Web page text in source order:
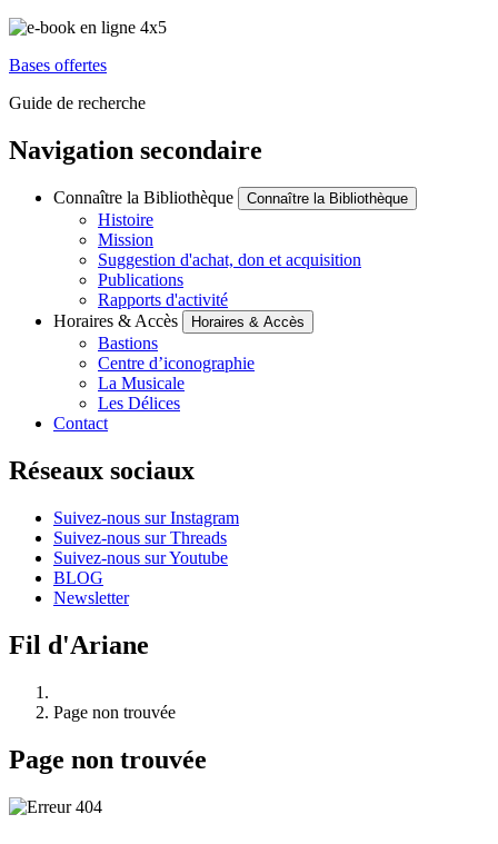
Bases offertes
Guide de recherche
Navigation secondaire
Connaître la Bibliothèque Connaître la Bibliothèque
Histoire
Mission
Suggestion d'achat, don et acquisition
Publications
Rapports d'activité
Horaires & Accès
Horaires & Accès
Bastions
Centre d’iconographie
La Musicale
Les Délices
Contact
Réseaux sociaux
Suivez-nous sur Instagram
Suivez-nous sur Threads
Suivez-nous sur Youtube
BLOG
Newsletter
Fil d'Ariane
Page non trouvée
Page non trouvée